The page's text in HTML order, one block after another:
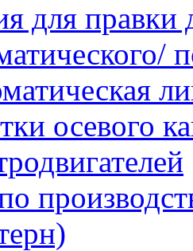
для правки
осевого